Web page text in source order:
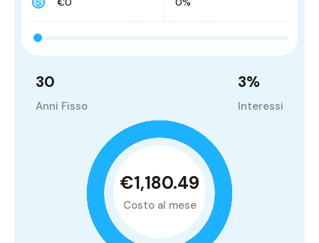
30
Anni Fisso
3%
Interessi
€1,180.49
Costo al mese